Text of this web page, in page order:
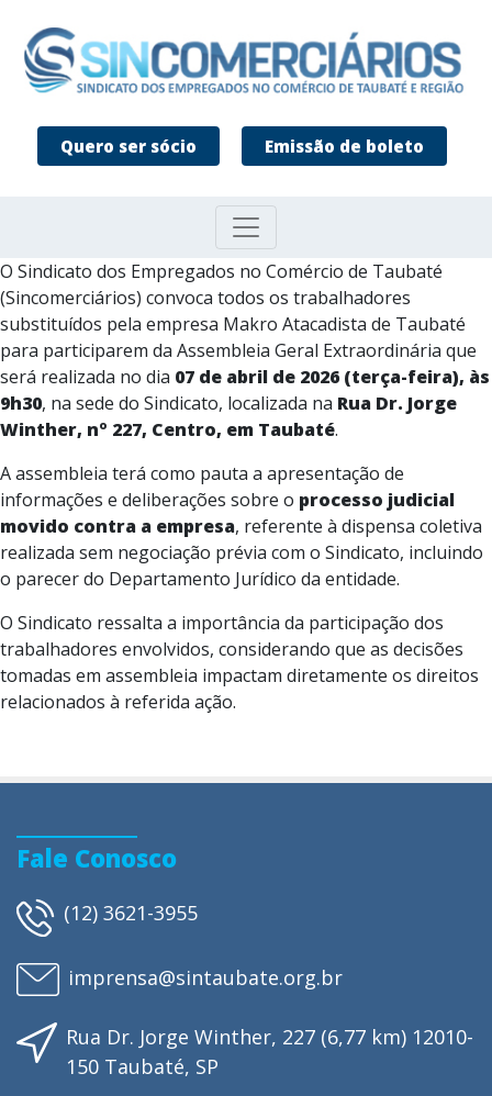
Quero ser sócio Emissão de boleto
O Sindicato dos Empregados no Comércio de Taubaté
(Sincomerciários) convoca todos os trabalhadores
substituídos pela empresa Makro Atacadista de Taubaté
para participarem da Assembleia Geral Extraordinária que
será realizada no dia 07 de abril de 2026 (terça-feira), às
9h30, na sede do Sindicato, localizada na Rua Dr. Jorge
Winther, nº 227, Centro, em Taubaté.
A assembleia terá como pauta a apresentação de
informações e deliberações sobre o processo judicial
movido contra a empresa, referente à dispensa coletiva
realizada sem negociação prévia com o Sindicato, incluindo
o parecer do Departamento Jurídico da entidade.
O Sindicato ressalta a importância da participação dos
trabalhadores envolvidos, considerando que as decisões
tomadas em assembleia impactam diretamente os direitos
relacionados à referida ação.
Fale Conosco
(12) 3621-3955
imprensa@sintaubate.org.br
Rua Dr. Jorge Winther, 227 (6,77 km) 12010-
150 Taubaté, SP